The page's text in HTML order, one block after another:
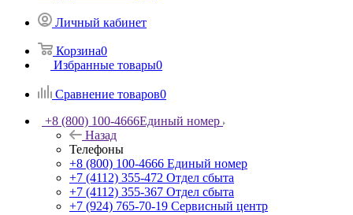
Личный кабинет
Корзина0
Избранные товары0
Сравнение товаров0
+8 (800) 100-4666Единый номер
Назад
Телефоны
+8 (800) 100-4666 Единый номер
+7 (4112) 355-472 Отдел сбыта
+7 (4112) 355-367 Отдел сбыта
+7 (924) 765-70-19 Сервисный центр